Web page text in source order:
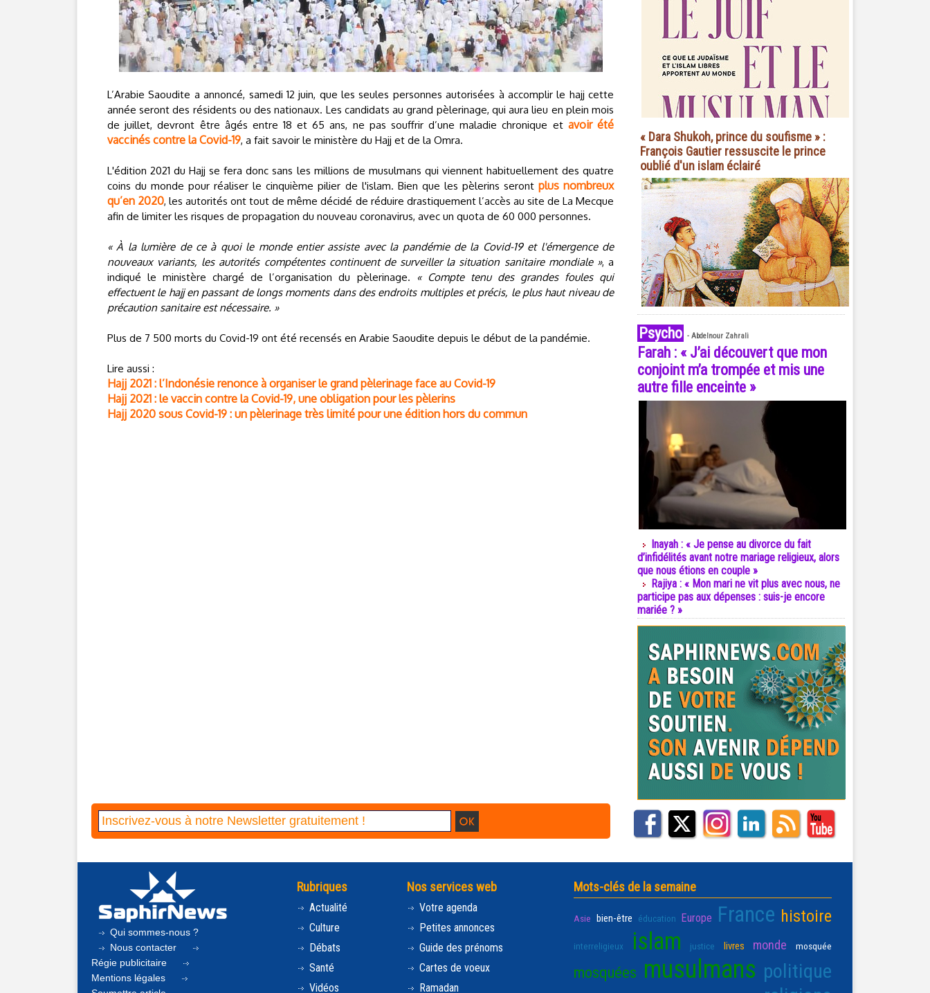
L’Arabie Saoudite a annoncé, samedi 12 juin, que les seules personnes autorisées à accomplir le hajj cette
année seront des résidents ou des nationaux. Les candidats au grand pèlerinage, qui aura lieu en plein mois
de juillet, devront être âgés entre 18 et 65 ans, ne pas souffrir d’une maladie chronique et avoir été
vaccinés contre la Covid-19, a fait savoir le ministère du Hajj et de la Omra.
L'édition 2021 du Hajj se fera donc sans les millions de musulmans qui viennent habituellement des quatre
coins du monde pour réaliser le cinquième pilier de l'islam. Bien que les pèlerins seront plus nombreux
qu’en 2020, les autorités ont tout de même décidé de réduire drastiquement l’accès au site de La Mecque
afin de limiter les risques de propagation du nouveau coronavirus, avec un quota de 60 000 personnes.
« À la lumière de ce à quoi le monde entier assiste avec la pandémie de la Covid-19 et l'émergence de
nouveaux variants, les autorités compétentes continuent de surveiller la situation sanitaire mondiale », a
indiqué le ministère chargé de l’organisation du pèlerinage.
« Compte tenu des grandes foules qui
effectuent le hajj en passant de longs moments dans des endroits multiples et précis, le plus haut niveau de
précaution sanitaire est nécessaire. »
Plus de 7 500 morts du Covid-19 ont été recensés en Arabie Saoudite depuis le début de la pandémie.
Lire aussi :
Hajj 2021 : l’Indonésie renonce à organiser le grand pèlerinage face au Covid-19
Hajj 2021 : le vaccin contre la Covid-19, une obligation pour les pèlerins
Hajj 2020 sous Covid-19 : un pèlerinage très limité pour une édition hors du commun
« Dara Shukoh, prince du soufisme » :
François Gautier ressuscite le prince
oublié d'un islam éclairé
Psycho - Abdelnour Zahrali
Farah : « J’ai découvert que mon
conjoint m’a trompée et mis une
autre fille enceinte »
Inayah : « Je pense au divorce du fait
d’infidélités avant notre mariage religieux, alors
que nous étions en couple »
Rajiya : « Mon mari ne vit plus avec nous, ne
participe pas aux dépenses : suis-je encore
mariée ? »
Qui sommes-nous ?
Nous contacter
Régie publicitaire
Mentions légales
Rubriques
Actualité
Culture
Débats
Santé
Vidéos
Nos services web
Votre agenda
Petites annonces
Guide des prénoms
Cartes de voeux
Ramadan
Mots-clés de la semaine
Asie bien-être éducation Europe France histoire
interreligieux islam justice livres monde mosquée
mosquées musulmans politique